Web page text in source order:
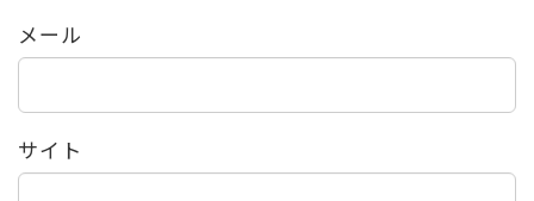
メール
サイト